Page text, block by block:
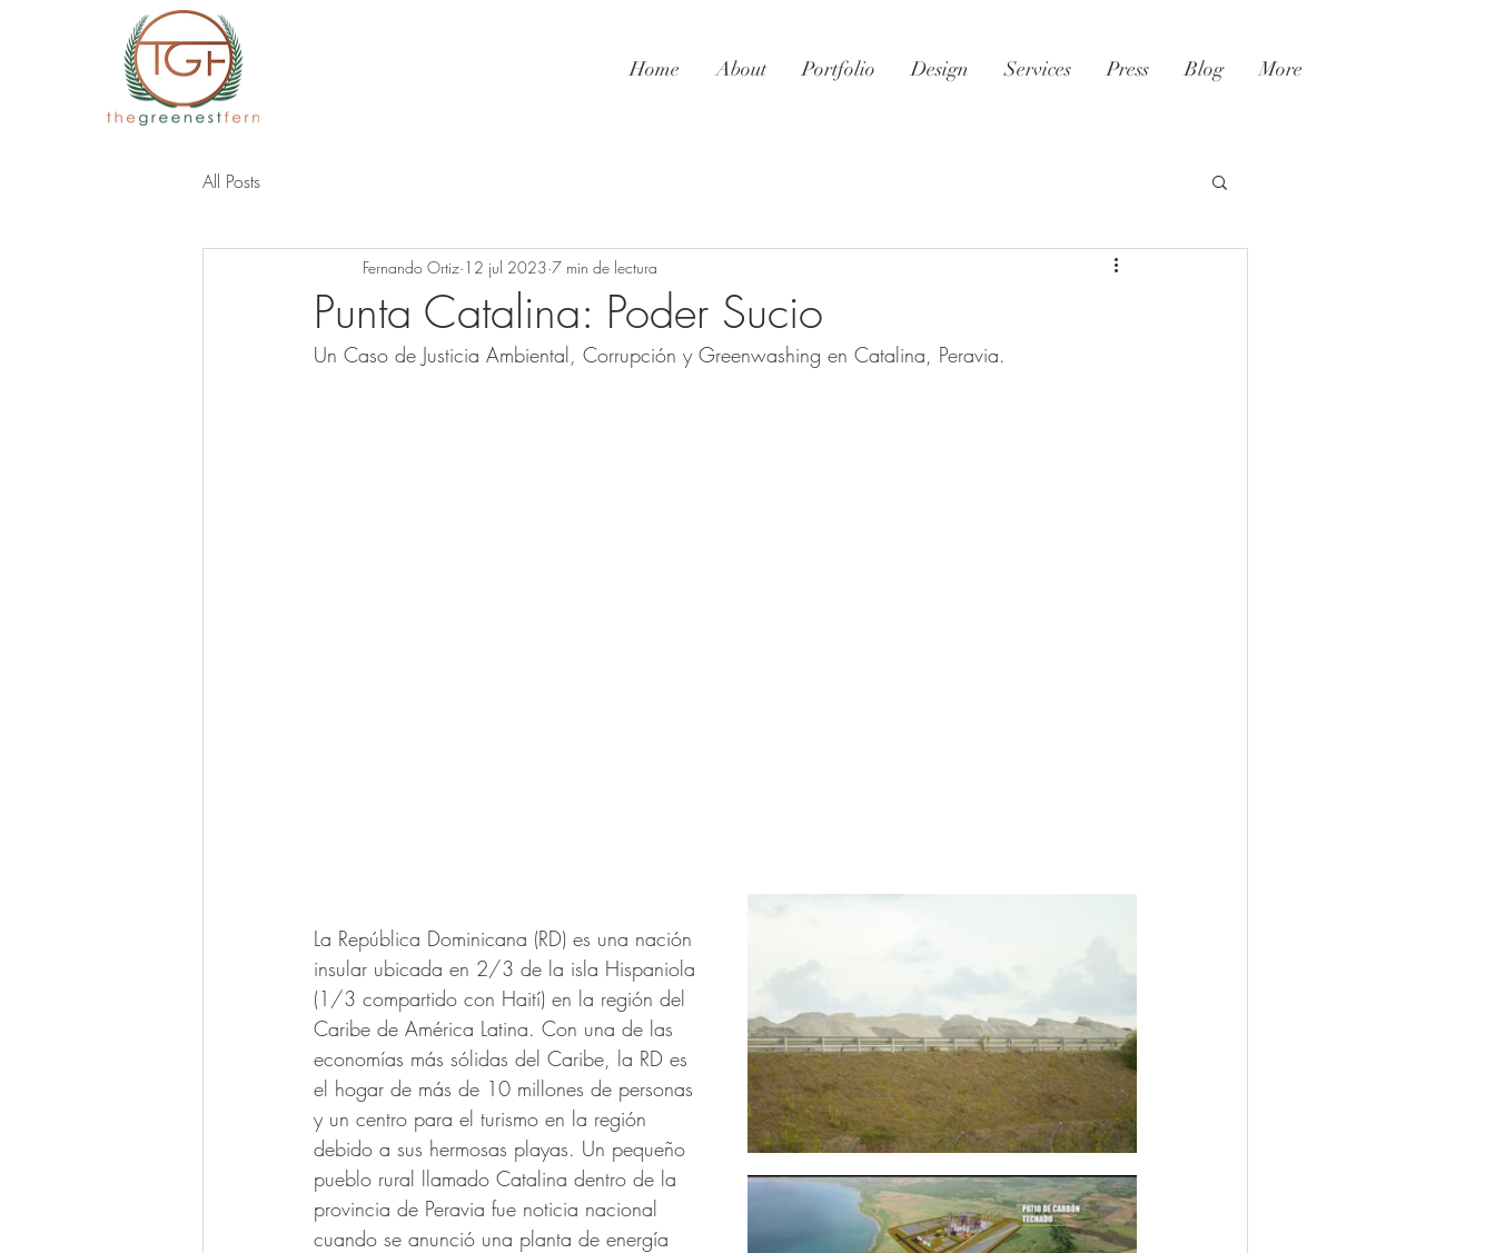
Home About Portfolio Design Services Press Blog More
All Posts
Punta Catalina: Poder Sucio
Fernando Ortiz 12 jul 2023 7 min de lectura
Un Caso de Justicia Ambiental, Corrupción y Greenwashing en Catalina, Peravia.
La República Dominicana (RD) es una nación
insular ubicada en 2/3 de la isla Hispaniola
(1/3 compartido con Haití) en la región del
Caribe de América Latina. Con una de las
economías más sólidas del Caribe, la RD es
el hogar de más de 10 millones de personas
y un centro para el turismo en la región
debido a sus hermosas playas. Un pequeño
pueblo rural llamado Catalina dentro de la
provincia de Peravia fue noticia nacional
cuando se anunció una planta de energía